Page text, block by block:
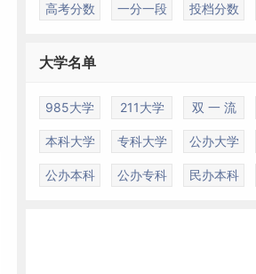
高考分数 一分一段 投档分数
大学名单
985大学 211大学 双 一 流
本科大学 专科大学 公办大学
公办本科 公办专科 民办本科